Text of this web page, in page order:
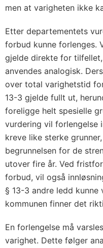
men at varigheten ikke
Etter departementets
forbud kunne forlenges.
gjelde direkte for
anvendes analogisk.
over total varighetstid
13-3 gjelde fullt ut,
foreligge helt spesielle
vurdering vil forlengelse
kreve like sterke
begrunnelsen for de
utover fire år. Ved
forbud, vil også
§ 13-3 andre ledd
kommunen finner det
En forlengelse må
varighet. Dette følger